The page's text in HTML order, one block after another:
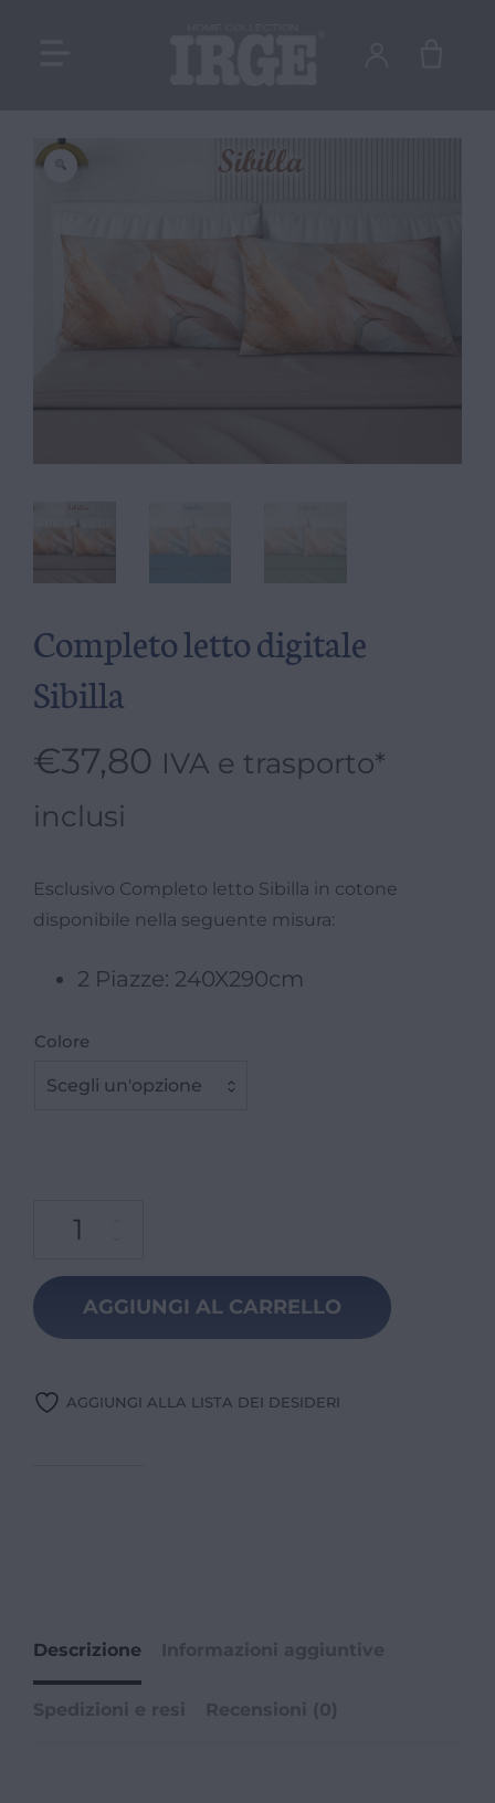
Completo letto digitale
Sibilla
€37,80 IVA e trasporto*
inclusi
Esclusivo Completo letto Sibilla in cotone
disponibile nella seguente misura:
2 Piazze: 240X290cm
Colore
Scegli un'opzione
AGGIUNGI AL CARRELLO
AGGIUNGI ALLA LISTA DEI DESIDERI
Descrizione